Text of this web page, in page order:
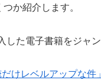
か紹介します。
した電子書籍をジャ
だけレベルアップな件